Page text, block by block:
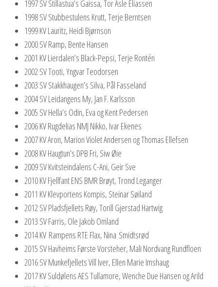
1997 SV Stillastua’s Gaissa, Tor Asle Eliassen
1998 SV Stubbestulens Krutt, Terje Berntsen
1999 KV Lauritz, Heidi Bjørnson
2000 SV Ramp, Bente Hansen
2001 KV Lierdalen’s Black-Pepsi, Terje Rontén
2002 SV Tooti, Yngvar Teodorsen
2003 SV Stakkhaugen’s Silva, Pål Fasseland
2004 SV Leidangens My, Jan F. Karlsson
2005 SV Hella’s Odin, Eva og Kent Pedersen
2006 KV Rugdelias NMJ Nikko, Ivar Ekenes
2007 KV Aron, Marion Violet Andersen og Thomas Ellefsen
2008 KV Haugtun’s DPB Fri, Siw Øie
2009 SV Kvitsteindalens C-Ani, Geir Sve
2010 KV Fjellfant ENS BMR Brøyt, Trond Leganger
2011 KV Klevportens Kompis, Steinar Søiland
2012 SV Pladsfjellets Røy, Torill Gjerstad Hartwig
2013 SV Farris, Ole Jakob Omland
2014 KV Rampens RTE Flax, Nina Smidtsrød
2015 SV Havheims Første Vorsteher, Mali Nordvang Rundfloen
2016 SV Munkefjellets Vill Iver, Ellen Marie Imshaug
2017 KV Suldølens AES Tullamore, Wenche Due Hansen og Arild